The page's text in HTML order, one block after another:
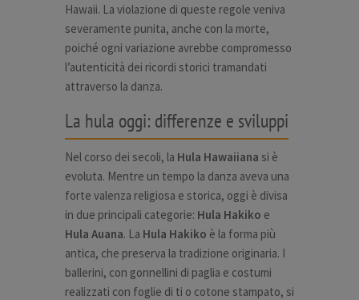
Hawaii. La violazione di queste regole veniva
severamente punita, anche con la morte,
poiché ogni variazione avrebbe compromesso
l’autenticità dei ricordi storici tramandati
attraverso la danza.
La hula oggi: differenze e sviluppi
Nel corso dei secoli, la Hula Hawaiiana si è
evoluta. Mentre un tempo la danza aveva una
forte valenza religiosa e storica, oggi è divisa
in due principali categorie: Hula Hakiko e
Hula Auana. La Hula Hakiko è la forma più
antica, che preserva la tradizione originaria. I
ballerini, con gonnellini di paglia e costumi
realizzati con foglie di ti o cotone stampato, si